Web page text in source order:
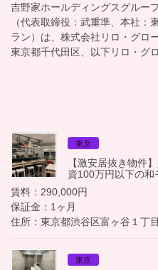
吉野家ホールディングスグルー
（代表取締役：武重準、本社：
ラン）は、株式会社リロ・グロ
東京都千代田区、以下リロ・グ
東京
【激安居抜き物件
資100万円以下の和
賃料：290,000円
保証金：1ヶ月
住所：東京都渋谷区富ヶ谷１丁目
東京